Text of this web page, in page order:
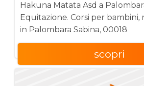
Hakuna Matata Asd a
Equitazione. Corsi per bambini,
in Palombara Sabina, 00018
scopri